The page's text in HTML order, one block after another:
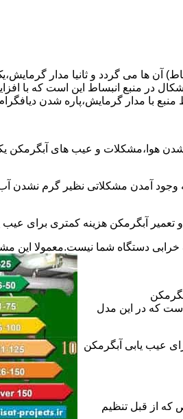
آن ها می گردد و ثانیا مدار
در منبع انبساط این است که با
منبع با مدار گرمایش،پاره شدن
هوا،مشکلات و عیب های آبگرمکن
آمدن مشکلاتی نظیر گرم نشدن
آبگرمکن هزینه کمتری برای
دستگاه شما نیست.معمولا
که در این مدل
عیب یابی آبگرمکن
که از قبل تنظیم